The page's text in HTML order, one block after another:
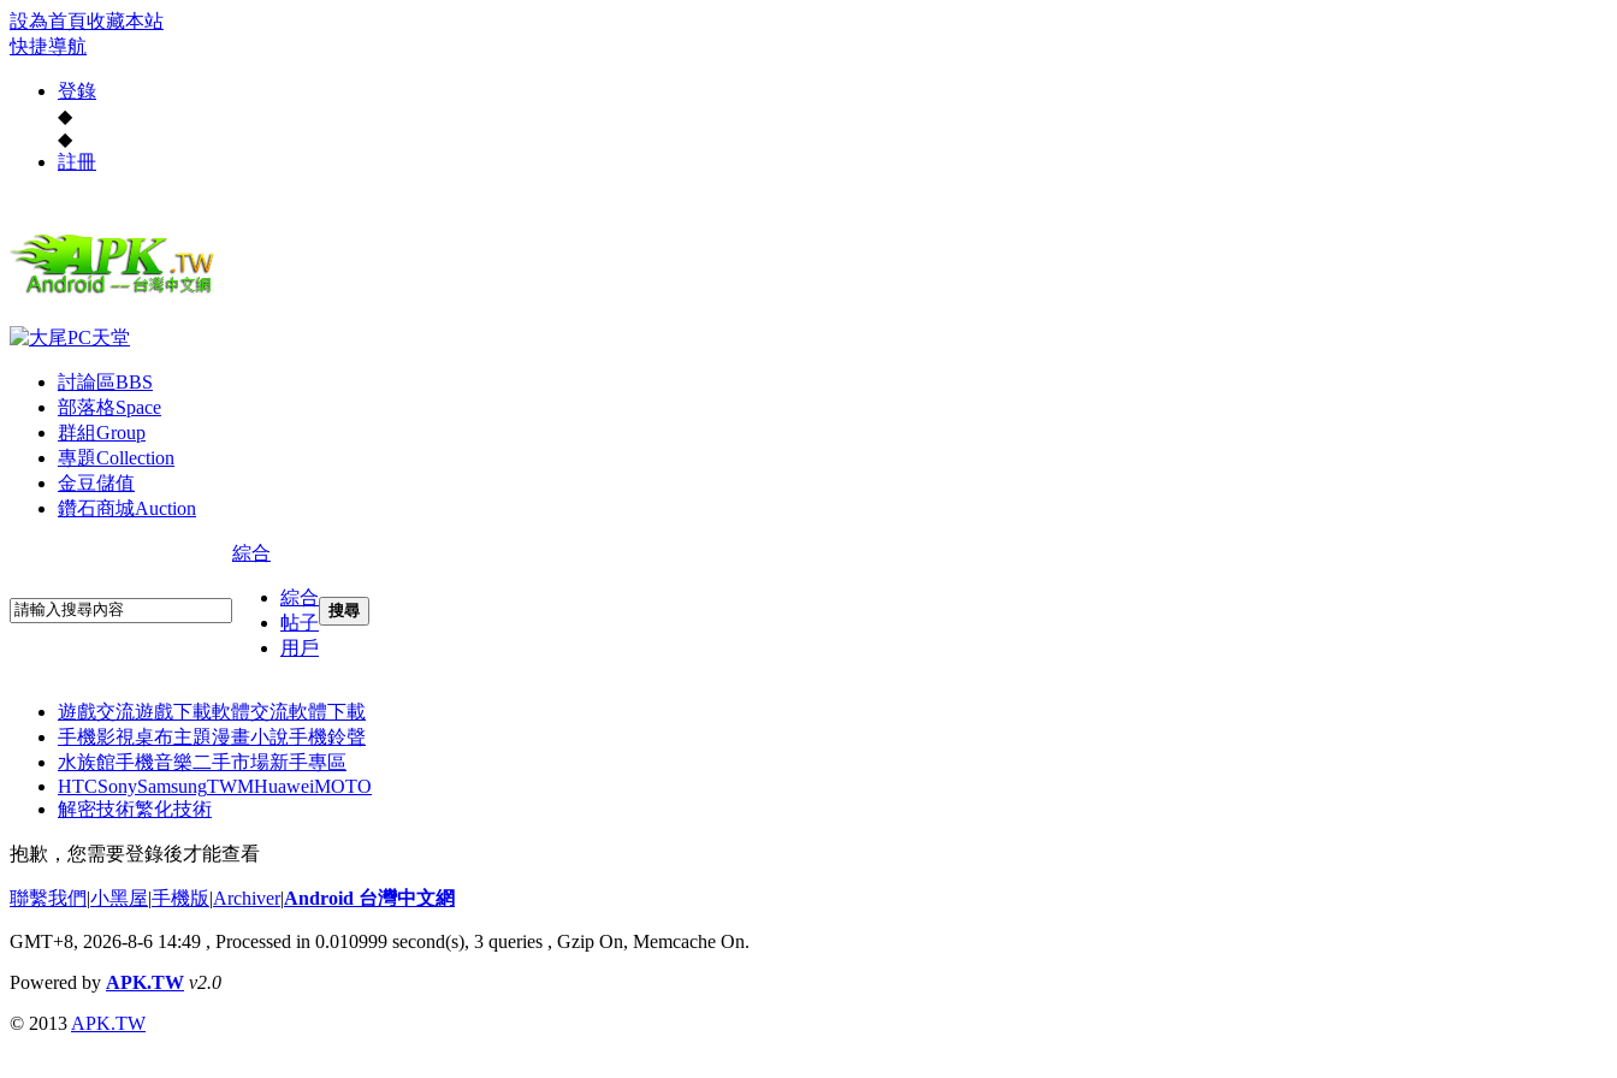
設為首頁收藏本站
快捷導航
登錄
◆
◆
註冊
討論區BBS
部落格Space
群組Group
專題Collection
金豆儲值
鑽石商城Auction
綜合
綜合
帖子
用戶
搜尋
遊戲交流遊戲下載軟體交流軟體下載
手機影視桌布主題漫畫小說手機鈴聲
水族館手機音樂二手市場新手專區
HTCSonySamsungTWMHuaweiMOTO
解密技術繁化技術
抱歉，您需要登錄後才能查看
聯繫我們|小黑屋|手機版|Archiver|Android 台灣中文網
GMT+8, 2026-8-6 14:49 , Processed in 0.010999 second(s), 3 queries , Gzip On, Memcache On.
Powered by APK.TW v2.0
© 2013 APK.TW